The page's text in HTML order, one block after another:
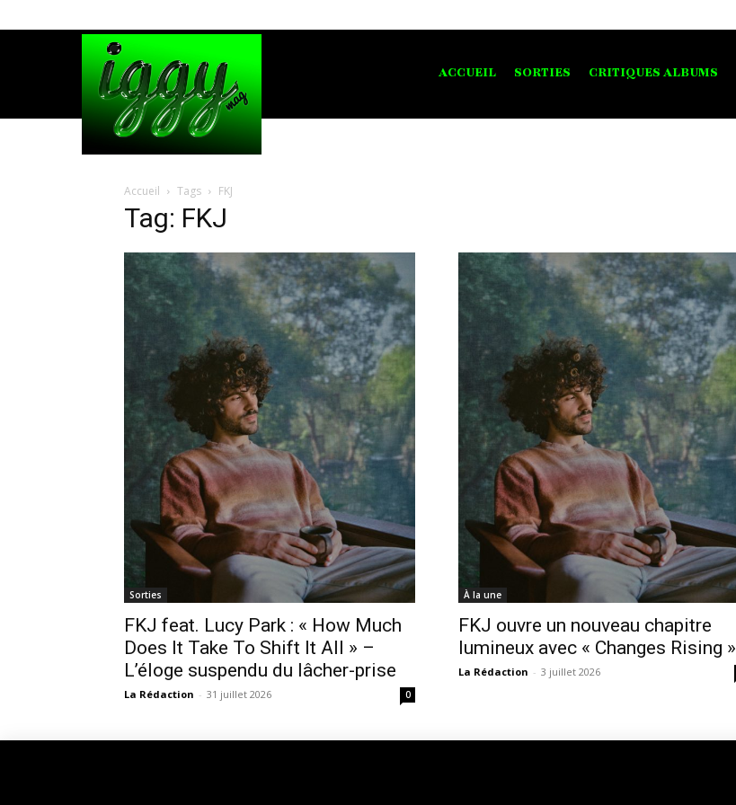
ACCUEIL SORTIES CRITIQUES ALBUMS
Accueil Tags FKJ
Tag: FKJ
Sorties
FKJ feat. Lucy Park : « How Much
Does It Take To Shift It All » –
L’éloge suspendu du lâcher-prise
La Rédaction - 31 juillet 2026 0
À la une
FKJ ouvre un nouveau chapitre
lumineux avec « Changes Rising »
La Rédaction - 3 juillet 2026